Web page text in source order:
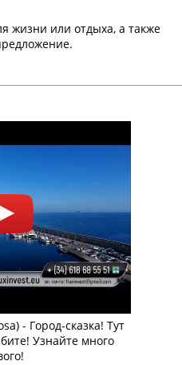
жизни или отдыха, а также
- Город-сказка! Тут
Узнайте много